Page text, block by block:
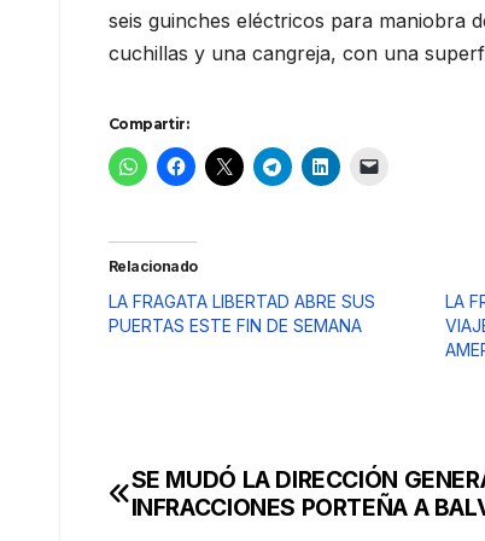
seis guinches eléctricos para maniobra
cuchillas y una cangreja, con una
Compartir:
Relacionado
LA FRAGATA LIBERTAD ABRE SUS
PUERTAS ESTE FIN DE SEMANA
LA
Navegación
SE MUDÓ LA DIRECCIÓN
INFRACCIONES PORTEÑA A